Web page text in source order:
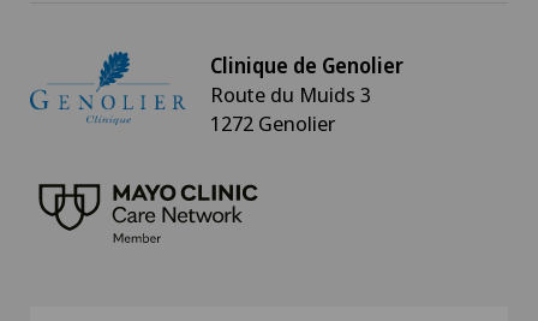
Clinique de Genolier
Route du Muids 3
1272 Genolier